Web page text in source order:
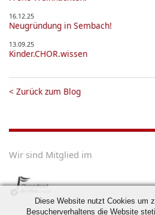
16.12.25
Neugründung in Sembach!
13.09.25
Kinder.CHOR.wissen
< Zurück zum Blog
Wir sind Mitglied im
Diese Website nutzt Cookies um
Besucherverhaltens die Website